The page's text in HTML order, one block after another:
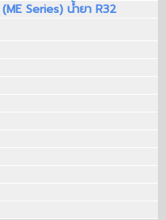
Series) น้ำยา R32